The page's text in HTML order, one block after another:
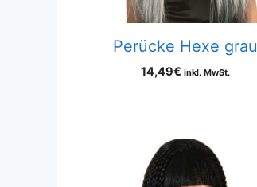
Perücke Hexe grau
14,49€ inkl. MwSt.